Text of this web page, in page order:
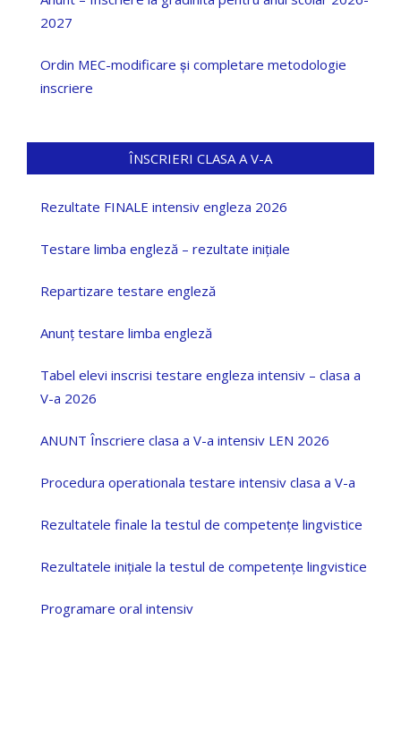
2027
Ordin MEC-modificare și completare metodologie
inscriere
ÎNSCRIERI CLASA A V-A
Rezultate FINALE intensiv engleza 2026
Testare limba engleză – rezultate inițiale
Repartizare testare engleză
Anunț testare limba engleză
Tabel elevi inscrisi testare engleza intensiv – clasa a
V-a 2026
ANUNT Înscriere clasa a V-a intensiv LEN 2026
Procedura operationala testare intensiv clasa a V-a
Rezultatele finale la testul de competențe lingvistice
Rezultatele inițiale la testul de competențe lingvistice
Programare oral intensiv